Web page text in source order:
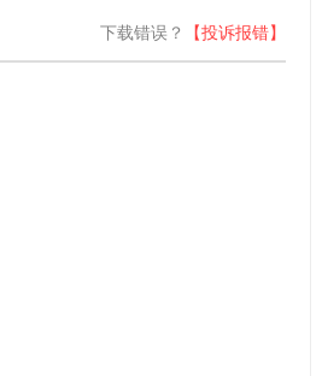
下载错误？ 【投诉报错】